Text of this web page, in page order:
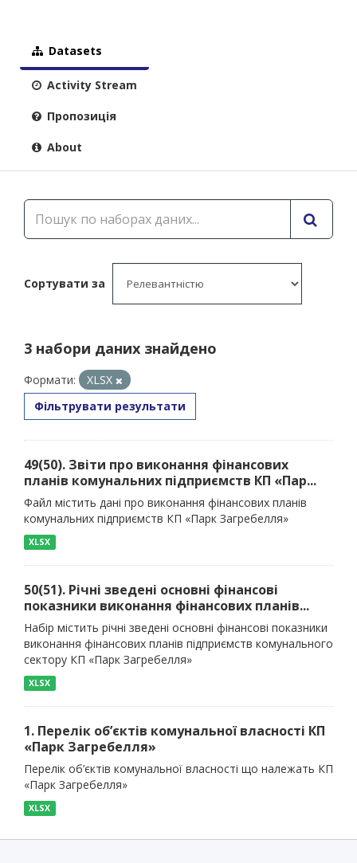
Datasets
Activity Stream
Пропозиція
About
Сортувати за
3 набори даних знайдено
Формати:
XLSX
Фільтрувати результати
49(50). Звіти про виконання фінансових
планів комунальних підприємств КП «Пар...
Файл містить дані про виконання фінансових планів
комунальних підприємств КП «Парк Загребелля»
XLSX
50(51). Річні зведені основні фінансові
показники виконання фінансових планів...
Набір містить річні зведені основні фінансові показники
виконання фінансових планів підприємств комунального
сектору КП «Парк Загребелля»
XLSX
1. Перелік об’єктів комунальної власності КП
«Парк Загребелля»
Перелік об’єктів комунальної власності що належать КП
«Парк Загребелля»
XLSX